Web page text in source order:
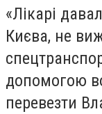
«Лікарі
Києва, не
допомогою
перевезти